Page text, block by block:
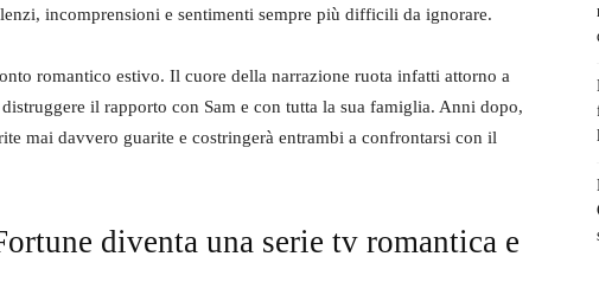
incomprensioni e sentimenti sempre più difficili da ignorare.
romantico estivo. Il cuore della narrazione ruota infatti attorno a
il rapporto con Sam e con tutta la sua famiglia. Anni dopo,
mai davvero guarite e costringerà entrambi a confrontarsi con il
diventa una serie tv romantica e